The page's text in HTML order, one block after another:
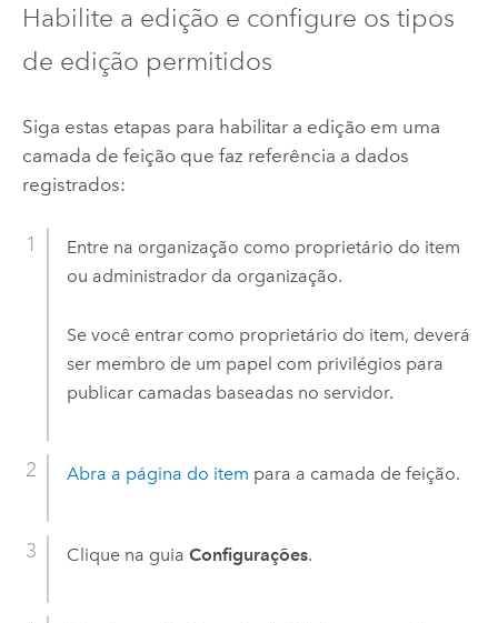
Habilite a edição e configure os tipos
de edição permitidos
Siga estas etapas para habilitar a edição em uma
camada de feição que faz referência a dados
registrados:
Entre na organização como proprietário do item
ou administrador da organização.
Se você entrar como proprietário do item, deverá
ser membro de um papel com privilégios para
publicar camadas baseadas no servidor.
Abra a página do item para a camada de feição.
Clique na guia Configurações.